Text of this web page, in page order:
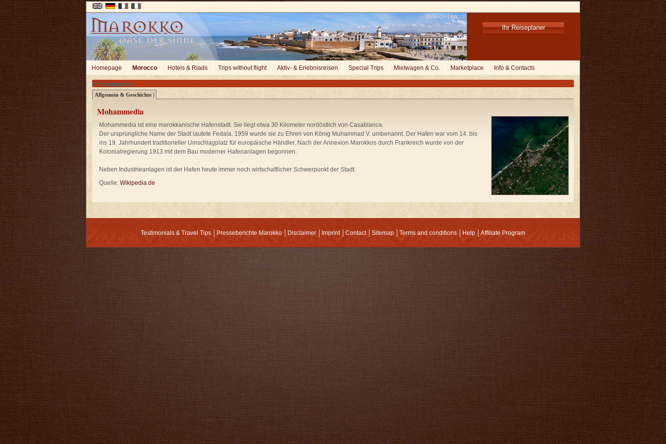
Ihr Reiseplaner
Homepage Morocco Hotels & Riads Trips without flight Aktiv- & Erlebnisreisen Special Trips Mietwagen & Co. Marketplace Info & Contacts
Mohammedia
Allgemein & Geschichte |
Mohammedia
Mohammedia ist eine marokkanische Hafenstadt. Sie liegt etwa 30 Kilometer nordöstlich von Casablanca.
Der ursprüngliche Name der Stadt lautete Fedala. 1959 wurde sie zu Ehren von König Muhammad V. umbenannt. Der Hafen war vom 14. bis
ins 19. Jahrhundert traditioneller Umschlagplatz für europäische Händler. Nach der Annexion Marokkos durch Frankreich wurde von der
Kolonialregierung 1913 mit dem Bau moderner Hafenanlagen begonnen.
Neben Industrieanlagen ist der Hafen heute immer noch wirtschaftlicher Schwerpunkt der Stadt.
Quelle: Wikipedia.de
Testimonials & Travel Tips Presseberichte Marokko Disclaimer Imprint│ Contact│ Sitemap Terms and conditions Help Affiliate Program